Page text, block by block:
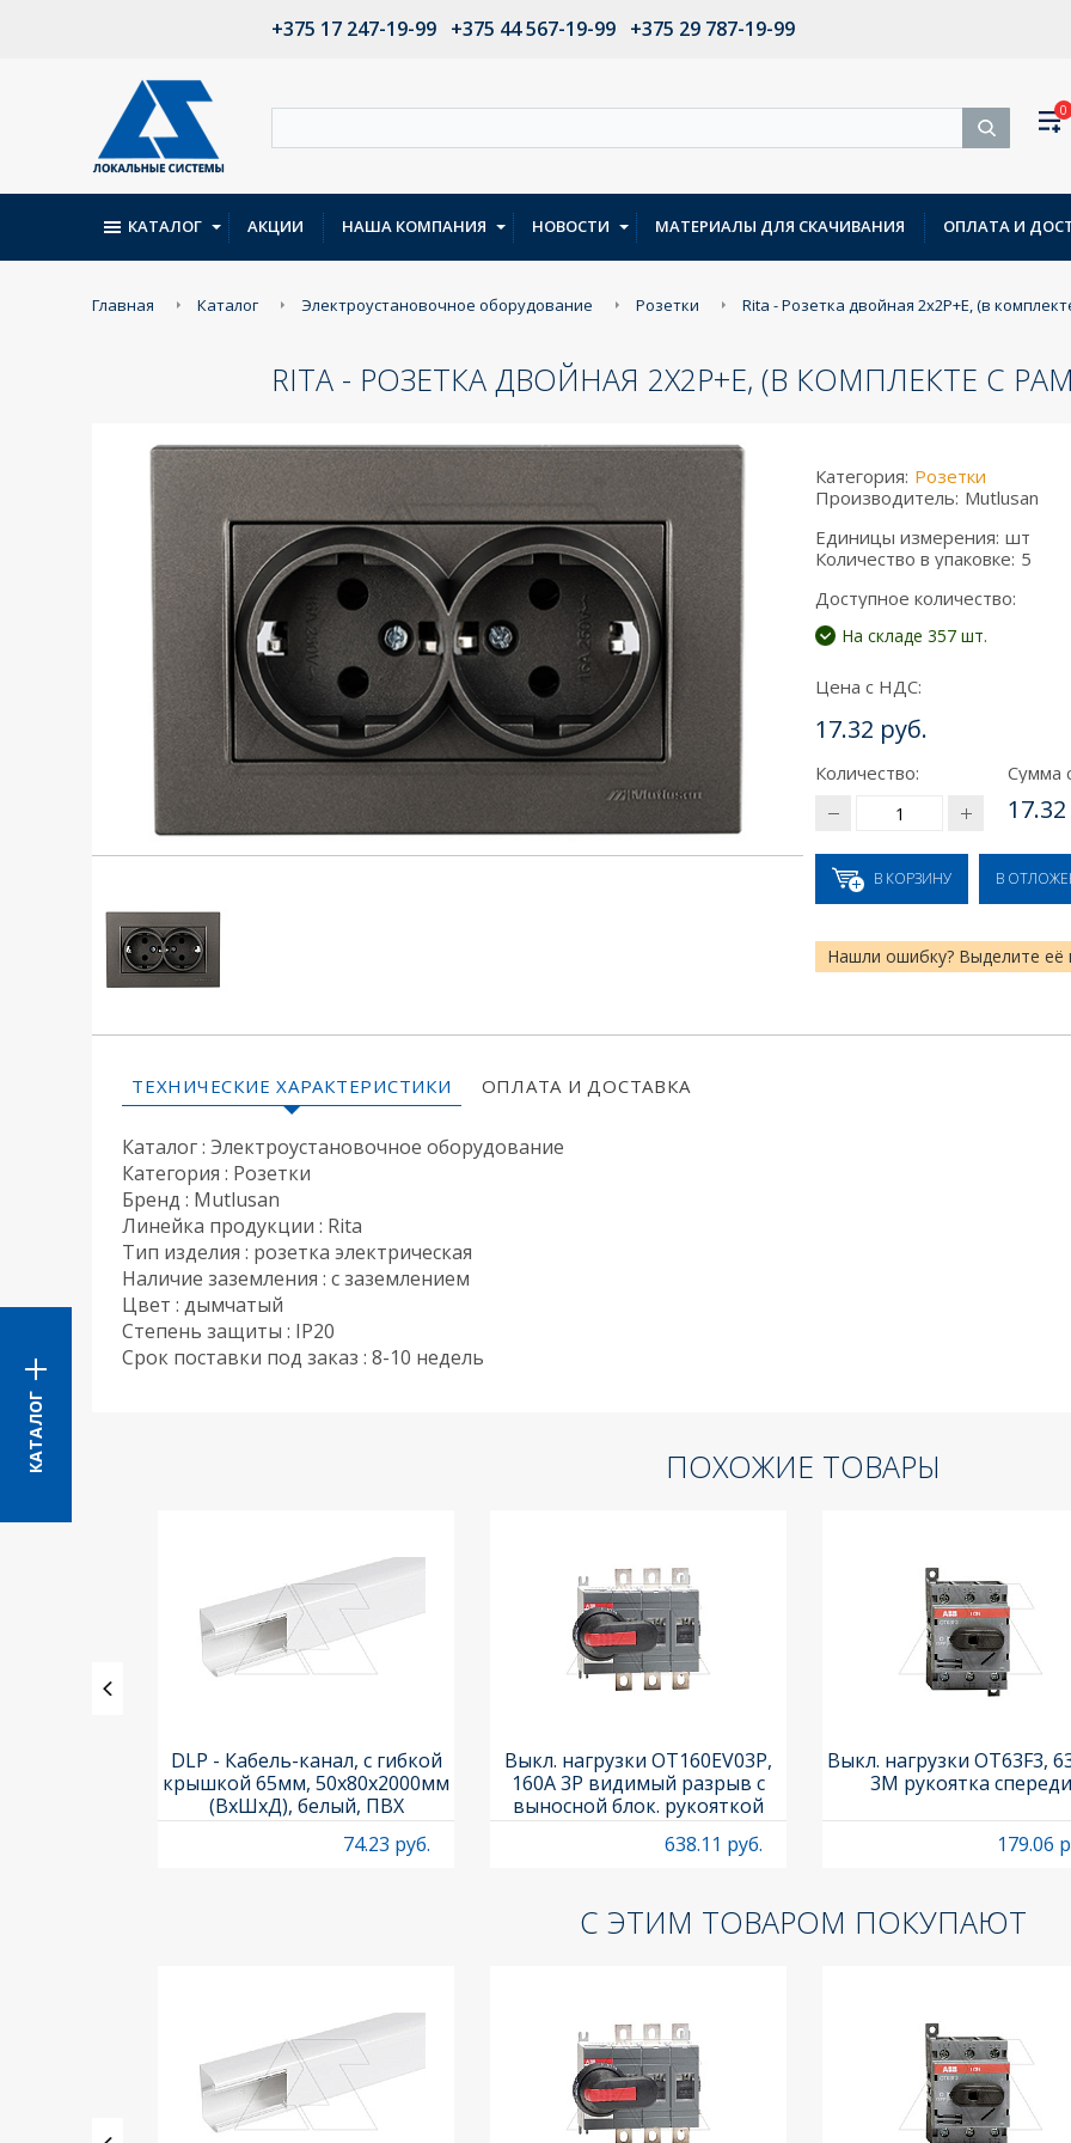
+375 17 247-19-99 +375 44 567-19-99 +375 29 787-19-99
0
КАТАЛОГ
КАТАЛОГ АКЦИИ НАША КОМПАНИЯ НОВОСТИ МАТЕРИАЛЫ ДЛЯ СКАЧИВАНИЯ ОПЛАТА И
Главная Каталог Электроустановочное оборудование Розетки Rita - Розетка двойная 2x2P+E, (в
RITA - РОЗЕТКА ДВОЙНАЯ 2X2P+E, (В КОМПЛЕКТЕ С
Категория: Розетки
Производитель: Mutlusan
Единицы измерения: шт
Количество в упаковке: 5
Доступное количество:
На складе 357 шт.
Цена с НДС:
17.32 руб.
Количество: Сумма
В КОРЗИНУ В
Нашли ошибку? Выделите её
ТЕХНИЧЕСКИЕ ХАРАКТЕРИСТИКИ ОПЛАТА И ДОСТАВКА
Каталог : Электроустановочное оборудование
Категория : Розетки
Бренд : Mutlusan
Линейка продукции : Rita
Тип изделия : розетка электрическая
Наличие заземления : с заземлением
Цвет : дымчатый
Степень защиты : IP20
Срок поставки под заказ : 8-10 недель
ПОХОЖИЕ ТОВАРЫ
DLP - Кабель-канал, с гибкой
крышкой 65мм, 50x80х2000мм
(ВхШхД), белый, ПВХ
74.23 руб.
Выкл. нагрузки OT160EV03P,
160A 3P видимый разрыв с
выносной блок. рукояткой
OHB65J6 и осью OXP6X210
638.11 руб.
Выкл. нагрузки OT63F3,
3M рукоятка спереди
179.06
С ЭТИМ ТОВАРОМ ПОКУПАЮТ